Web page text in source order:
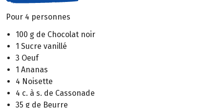
Pour 4 personnes
100 g de Chocolat noir
1 Sucre vanillé
3 Oeuf
1 Ananas
4 Noisette
4 c. à s. de Cassonade
35 g de Beurre